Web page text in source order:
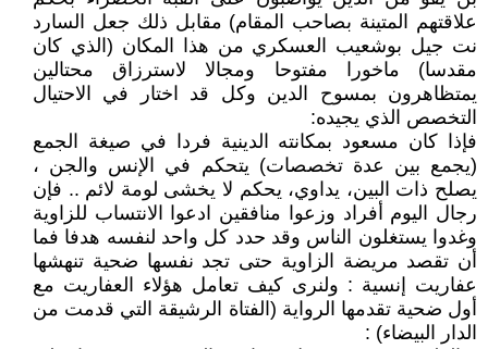
علاقتهم المتينة بصاحب المقام) مقابل ذلك جعل السارد
نت جيل بوشعيب العسكري من هذا المكان (الذي كان
مقدسا) ماخورا مفتوحا ومجالا لاسترزاق محتالين
يمتظاهرون بمسوح الدين وكل قد اختار في الاحتيال
التخصص الذي يجيده:
فإذا كان مسعود بمكانته الدينية فردا في صيغة الجمع
(يجمع بين عدة تخصصات) يتحكم في الإنس والجن ،
يصلح ذات البين، يداوي، يحكم لا يخشى لومة لائم .. فإن
رجال اليوم أفراد وزعوا منافقين ادعوا الانتساب للزاوية
وغدوا يستغلون الناس وقد حدد كل واحد لنفسه هدفا فما
أن تقصد مريضة الزاوية حتى تجد نفسها ضحية تنهشها
عفاريت إنسية : ولنرى كيف تعامل هؤلاء العفاريت مع
أول ضحية تقدمها الرواية (الفتاة الرشيقة التي قدمت من
الدار البيضاء) :